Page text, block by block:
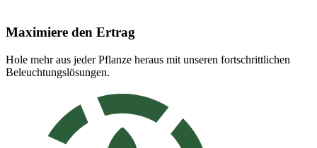
Maximiere den Ertrag
Hole mehr aus jeder Pflanze heraus mit unseren fortschrittlichen
Beleuchtungslösungen.